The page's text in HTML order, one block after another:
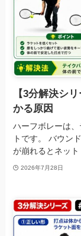
【3分解決シ
かる原因
ハーフボレーは
トです。 バウン
が崩れるとネッ
2026年7月28日